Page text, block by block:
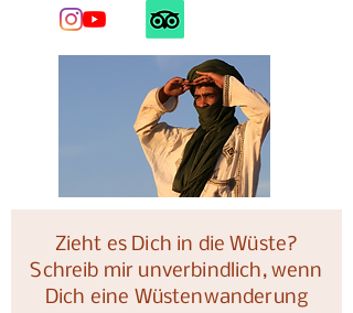
Zieht es Dich in die Wüste?
Schreib mir unverbindlich, wenn
Dich eine Wüstenwanderung